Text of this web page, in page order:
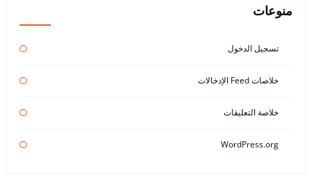
منوعات
تسجيل الدخول
خلاصات Feed الإدخالات
خلاصة التعليقات
WordPress.org